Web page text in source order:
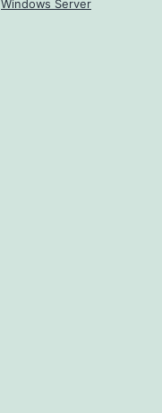
Windows Server